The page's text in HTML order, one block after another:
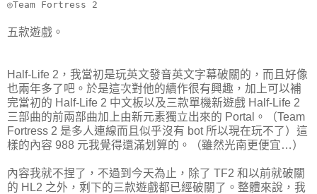
◎Team Fortress 2
五款遊戲。
Half-Life 2，我當初是玩英文發音英文字幕破關的，而且好像
也兩年多了吧。於是這次對他的續作很有興趣，加上可以補
完當初的 Half-Life 2 中文板以及三款單機新遊戲 Half-Life 2
三部曲的前兩部曲加上由新元素獨立出來的 Portal。（Team
Fortress 2 是多人連線而且似乎沒有 bot 所以現在玩不了）這
樣的內容 988 元我覺得還滿划算的。（雖然光南更便宜…）
內容我就不捏了，不過到今天為止，除了 TF2 和以前就破關
的 HL2 之外，剩下的三款遊戲都已經破關了。整體來說，我